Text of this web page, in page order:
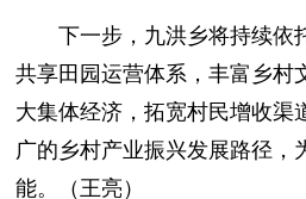
下一步，九洪乡将持续依
共享田园运营体系，丰富乡村
大集体经济，拓宽村民增收渠
广的乡村产业振兴发展路径，
能。（王亮）